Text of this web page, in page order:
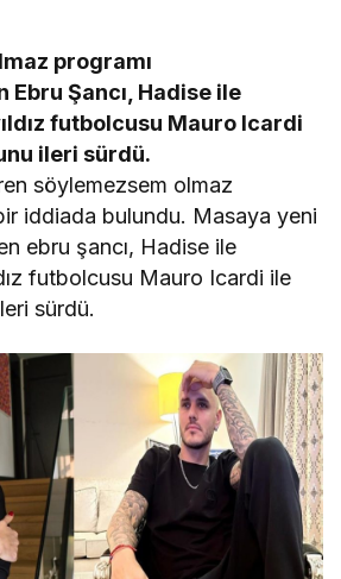
programı
Ebru Şancı, Hadise ile
futbolcusu Mauro Icardi
ileri sürdü.
söylemezsem olmaz
iddiada bulundu. Masaya yeni
ebru şancı, Hadise ile
futbolcusu Mauro Icardi ile
sürdü.